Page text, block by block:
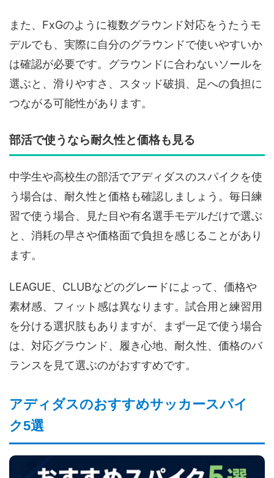
また、FxGのように複数グラウンド対応をうたうモ
デルでも、実際に自分のグラウンドで使いやすいか
は確認が必要です。グラウンドに合わないソールを
選ぶと、滑りやすさ、スタッド破損、足への負担に
つながる可能性があります。
部活で使うなら耐久性と価格も見る
中学生や高校生の部活でアディダスのスパイクを使
う場合は、耐久性と価格も確認しましょう。毎日練
習で使う場合、見た目や有名選手モデルだけで選ぶ
と、消耗の早さや価格面で負担を感じることがあり
ます。
LEAGUE、CLUBなどのグレードによって、価格や
素材感、フィット感は異なります。試合用と練習用
を分ける選択肢もありますが、まず一足で使う場合
は、対応グラウンド、履き心地、耐久性、価格のバ
ランスを見て選ぶのがおすすめです。
アディダスのおすすめサッカースパイ
ク5選